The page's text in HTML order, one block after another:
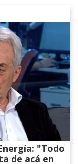
"Todo
de acá en